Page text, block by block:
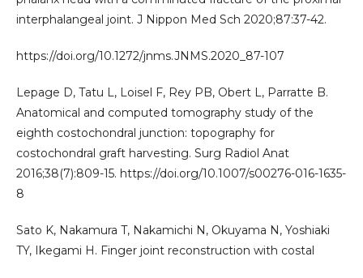
interphalangeal joint. J Nippon Med Sch 2020;87:37-42.
https://doi.org/10.1272/jnms.JNMS.2020_87-107
Lepage D, Tatu L, Loisel F, Rey PB, Obert L, Parratte B.
Anatomical and computed tomography study of the
eighth costochondral junction: topography for
costochondral graft harvesting. Surg Radiol Anat
2016;38(7):809-15. https://doi.org/10.1007/s00276-016-1635-
8
Sato K, Nakamura T, Nakamichi N, Okuyama N, Yoshiaki
TY, Ikegami H. Finger joint reconstruction with costal